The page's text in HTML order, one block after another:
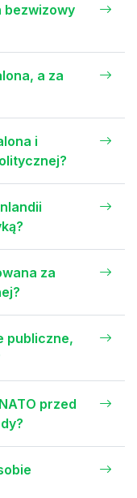
bezwizowy
a za
i
za
publiczne,
przed